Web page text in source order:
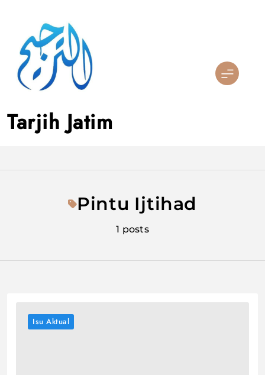
content
Tarjih Jatim
Pintu Ijtihad
1 posts
Isu Aktual